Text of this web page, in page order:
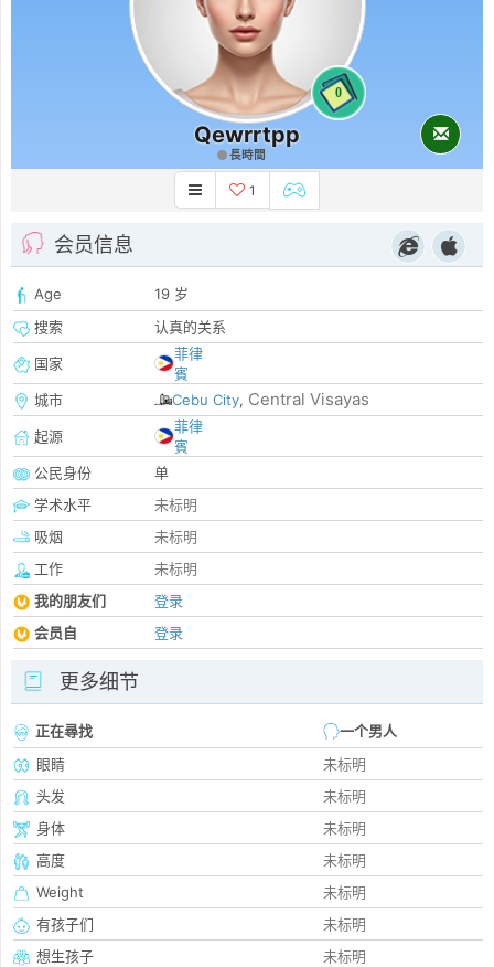
0
Qewrrtpp
長時間
1
会员信息
Age
19 岁
搜索
认真的关系
国家
菲律
賓
城市
Cebu City, Central Visayas
起源
菲律
賓
公民身份
单
学术水平
未标明
吸烟
未标明
工作
未标明
我的朋友们
登录
会员自
登录
更多细节
正在尋找
一个男人
眼睛
未标明
头发
未标明
身体
未标明
高度
未标明
Weight
未标明
有孩子们
未标明
想生孩子
未标明